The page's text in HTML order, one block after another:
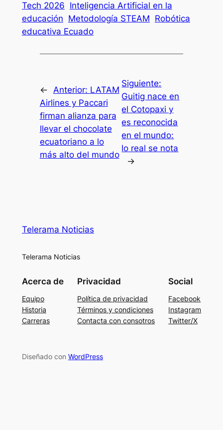
Tech 2026 Inteligencia Artificial en la
educación Metodología STEAM Robótica
educativa Ecuado
← Anterior: LATAM
Airlines y Paccari
firman alianza para
llevar el chocolate
ecuatoriano a lo
más alto del mundo
Siguiente:
Guitig nace en
el Cotopaxi y
es reconocida
en el mundo:
lo real se nota
→
Telerama Noticias
Telerama Noticias
Acerca de
Equipo
Historia
Carreras
Privacidad
Política de privacidad
Términos y condiciones
Contacta con consotros
Social
Facebook
Instagram
Twitter/X
Diseñado con WordPress